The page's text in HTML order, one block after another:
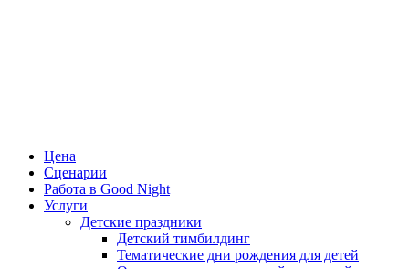
Цена
Сценарии
Работа в Good Night
Услуги
Детские праздники
Детский тимбилдинг
Тематические дни рождения для детей